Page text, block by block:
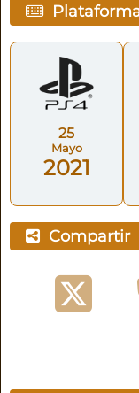
25
Mayo
2021
Compartir